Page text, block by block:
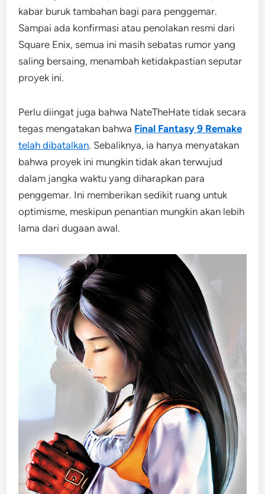
kabar buruk tambahan bagi para penggemar.
Sampai ada konfirmasi atau penolakan resmi dari
Square Enix, semua ini masih sebatas rumor yang
saling bersaing, menambah ketidakpastian seputar
proyek ini.
Perlu diingat juga bahwa NateTheHate tidak secara
tegas mengatakan bahwa Final Fantasy 9 Remake
telah dibatalkan. Sebaliknya, ia hanya menyatakan
bahwa proyek ini mungkin tidak akan terwujud
dalam jangka waktu yang diharapkan para
penggemar. Ini memberikan sedikit ruang untuk
optimisme, meskipun penantian mungkin akan lebih
lama dari dugaan awal.